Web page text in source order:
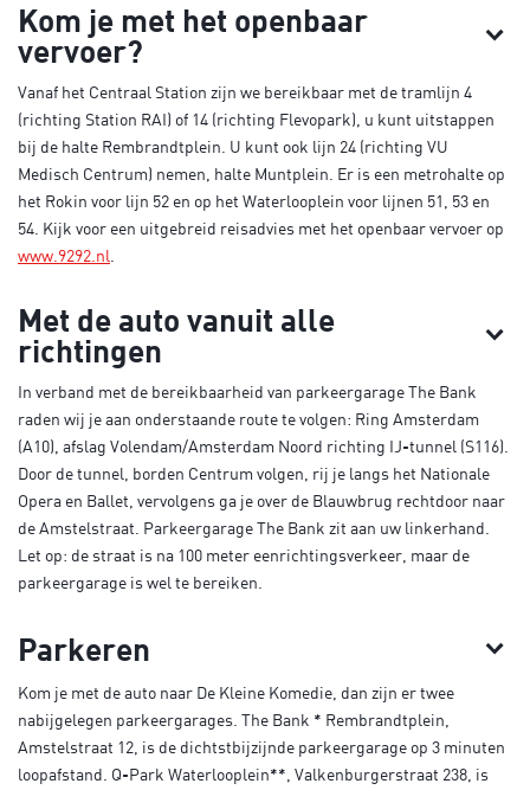
Kom je met het openbaar
vervoer?
Vanaf het Centraal Station zijn we bereikbaar met de tramlijn 4
(richting Station RAI) of 14 (richting Flevopark), u kunt uitstappen
bij de halte Rembrandtplein. U kunt ook lijn 24 (richting VU
Medisch Centrum) nemen, halte Muntplein. Er is een metrohalte op
het Rokin voor lijn 52 en op het Waterlooplein voor lijnen 51, 53 en
54. Kijk voor een uitgebreid reisadvies met het openbaar vervoer op
www.9292.nl
Met de auto vanuit alle
richtingen
In verband met de bereikbaarheid van parkeergarage The Bank
raden wij je aan onderstaande route te volgen: Ring Amsterdam
(A10), afslag Volendam/Amsterdam Noord richting IJ-tunnel (S116).
Door de tunnel, borden Centrum volgen, rij je langs het Nationale
Opera en Ballet, vervolgens ga je over de Blauwbrug rechtdoor naar
de Amstelstraat. Parkeergarage The Bank zit aan uw linkerhand.
Let op: de straat is na 100 meter eenrichtingsverkeer, maar de
parkeergarage is wel te bereiken.
Parkeren
Kom je met de auto naar De Kleine Komedie, dan zijn er twee
nabijgelegen parkeergarages. The Bank * Rembrandtplein,
Amstelstraat 12, is de dichtstbijzijnde parkeergarage op 3 minuten
loopafstand. Q-Park Waterlooplein**, Valkenburgerstraat 238, is